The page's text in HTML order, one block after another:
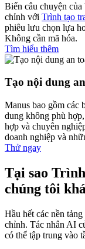
Biến câu chuyện
chỉnh với Trình tạo
phiêu lưu chọn lựa
Không cần mã hóa.
Tìm hiểu thêm
Tạo nội dung
Manus bao gồm các
dung không phù
hợp và chuyên
doanh nghiệp và
Thử ngay
Tại sao
chúng tôi
Hầu hết các nền
chỉnh. Tác nhân AI
có thể tập trung vào